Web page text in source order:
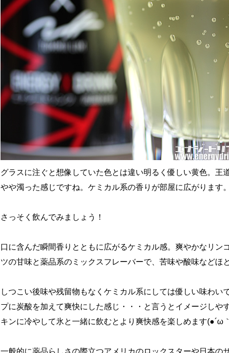
グラスに注ぐと想像していた色とは違い明るく優しい黄色。王
やや濁った感じですね。ケミカル系の香りが部屋に広がります。
さっそく飲んでみましょう！
口に含んだ瞬間香りとともに広がるケミカル感。爽やかなリン
ツの甘味と薬品系のミックスフレーバーで、苦味や酸味などほ
しつこい後味や残留物もなくケミカル系にしては優しい味わい
プに炭酸を加えて爽快にした感じ・・・と言うとイメージしや
キンに冷やして氷と一緒に飲むとより爽快感を楽しめます(●´ω
一般的に薬品らしさの際立つアメリカのロックスターや日本の